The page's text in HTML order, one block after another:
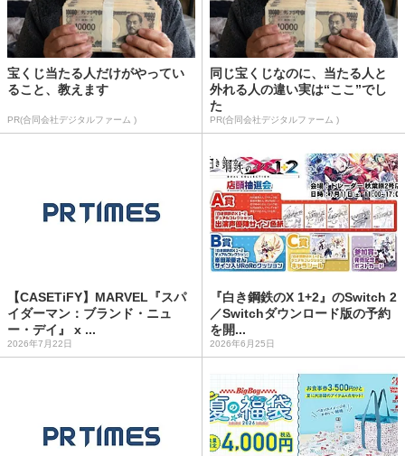
宝くじ当たる人だけがやってい
ること、教えます
PR(合同会社デジタルファーム )
同じ宝くじなのに、当たる人と
外れる人の違い実は“ここ”でし
た
PR(合同会社デジタルファーム )
【CASETiFY】MARVEL『スパ
イダーマン：ブランド・ニュ
ー・デイ』 x ...
2026年7月22日
『白き鋼鉄のX 1+2』のSwitch 2
／Switchダウンロード版の予約
を開...
2026年6月25日